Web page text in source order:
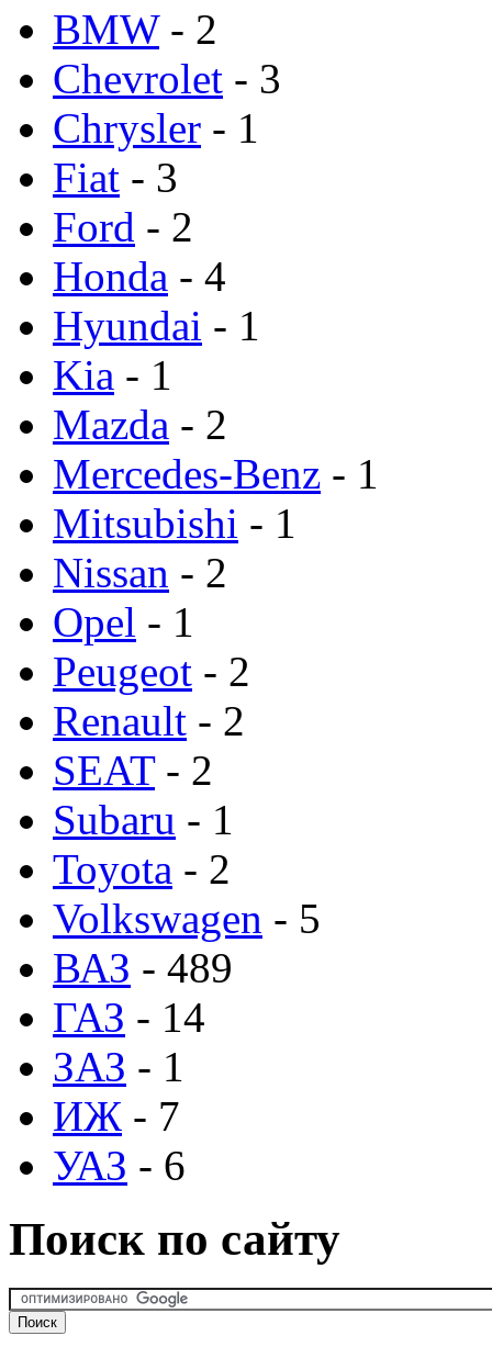
BMW- 2
Chevrolet - 3
Chrysler - 1
Fiat - 3
Ford - 2
Honda - 4
Hyundai - 1
Kia - 1
Mazda - 2
Mercedes-Benz - 1
Mitsubishi - 1
Nissan - 2
Opel - 1
Peugeot - 2
Renault - 2
SEAT- 2
Subaru - 1
Toyota - 2
Volkswagen - 5
ВАЗ - 489
ГАЗ - 14
ЗАЗ - 1
ИЖ - 7
УАЗ - 6
Поиск по сайту